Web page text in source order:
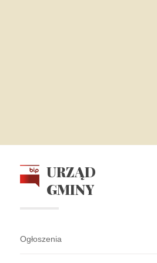
URZĄD
GMINY
Ogłoszenia